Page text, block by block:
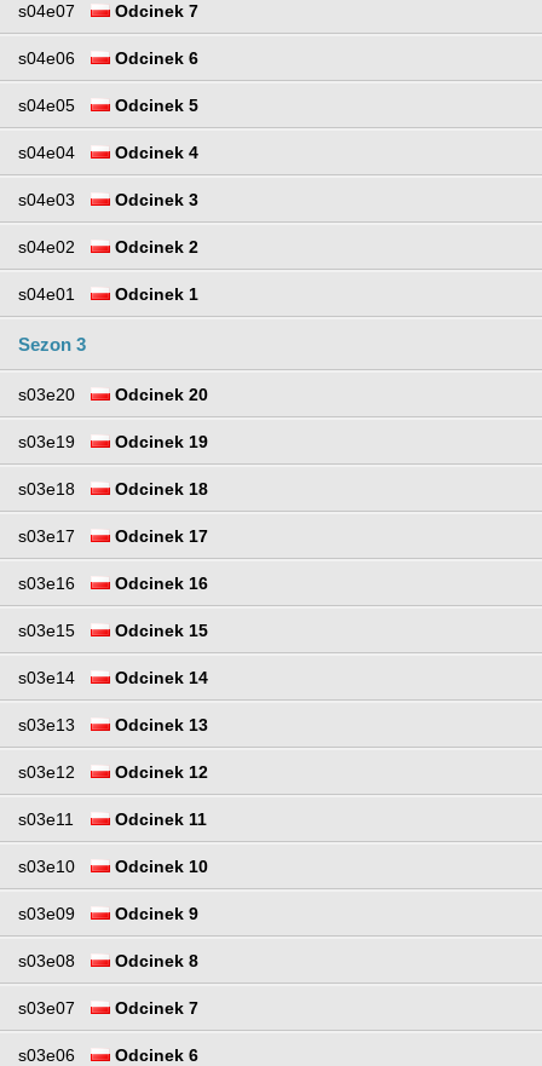
s04e07 Odcinek 7
s04e06 Odcinek 6
s04e05 Odcinek 5
s04e04 Odcinek 4
s04e03 Odcinek 3
s04e02 Odcinek 2
s04e01 Odcinek 1
Sezon 3
s03e20 Odcinek 20
s03e19 Odcinek 19
s03e18 Odcinek 18
s03e17 Odcinek 17
s03e16 Odcinek 16
s03e15 Odcinek 15
s03e14 Odcinek 14
s03e13 Odcinek 13
s03e12 Odcinek 12
s03e11 Odcinek 11
s03e10 Odcinek 10
s03e09 Odcinek 9
s03e08 Odcinek 8
s03e07 Odcinek 7
s03e06 Odcinek 6